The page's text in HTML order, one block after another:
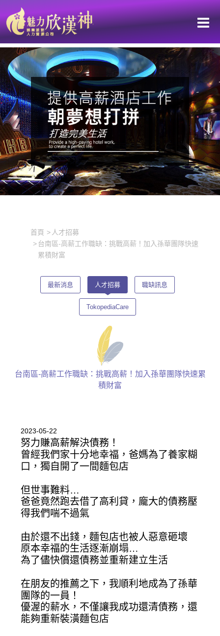
首頁
人才招募
台南區-高薪工作職缺：挑戰高薪！加入孫華團隊快速
累積財富
最新消息 人才招募 職缺訊息
TokopediaCare
台南區-高薪工作職缺：挑戰高薪！加入孫華團隊快速累
積財富
2023-05-22
努力賺高薪解決債務！
曾經我們家十分地幸福，爸媽為了養家糊
口，獨自開了一間麵包店
但世事難料…
爸爸竟然跑去借了高利貸，龐大的債務壓
得我們喘不過氣
由於還不出錢，麵包店也被人惡意砸壞
原本幸福的生活逐漸崩塌…
為了儘快償還債務並重新建立生活
在朋友的推薦之下，我順利地成為了孫華
團隊的一員！
優渥的薪水，不僅讓我成功還清債務，還
能夠重新裝潢麵包店